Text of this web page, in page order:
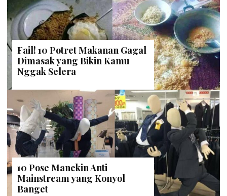
Fail! 10 Potret Makanan Gagal
Dimasak yang Bikin Kamu
Nggak Selera
10 Pose Manekin Anti
Mainstream yang Konyol
Banget